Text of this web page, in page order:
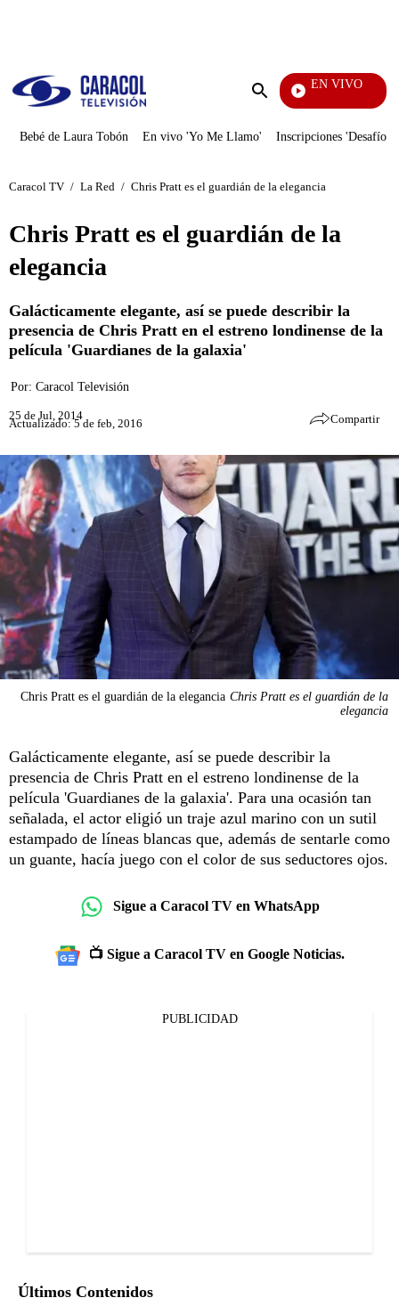
Enviar
EN VIVO
EFÉ
Bebé de Laura Tobón En vivo 'Yo Me Llamo' Inscripciones 'Desafío'
Caracol TV / La Red / Chris Pratt es el guardián de la elegancia
Chris Pratt es el guardián de la
elegancia
Galácticamente elegante, así se puede describir la
presencia de Chris Pratt en el estreno londinense de la
película 'Guardianes de la galaxia'
Por: Caracol Televisión
25 de Jul, 2014
Actualizado: 5 de feb, 2016 Compartir
Chris Pratt es el guardián de la elegancia Chris Pratt es el guardián de la
elegancia
Galácticamente elegante, así se puede describir la
presencia de Chris Pratt en el estreno londinense de la
película 'Guardianes de la galaxia'. Para una ocasión tan
señalada, el actor eligió un traje azul marino con un sutil
estampado de líneas blancas que, además de sentarle como
un guante, hacía juego con el color de sus seductores ojos.
Sigue a Caracol TV en WhatsApp
📺 Sigue a Caracol TV en Google Noticias.
PUBLICIDAD
Últimos Contenidos